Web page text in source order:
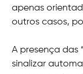
apenas
outros casos,
A presença das
sinalizar